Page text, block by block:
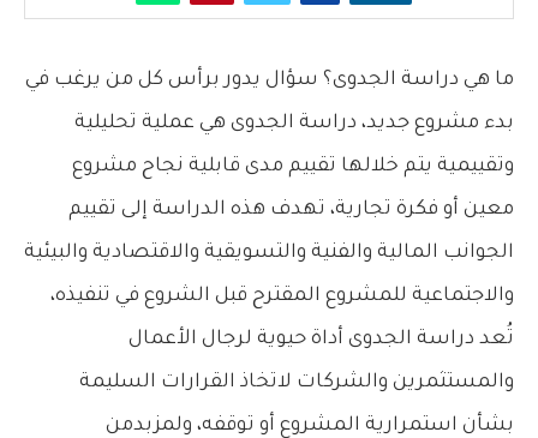
ما هي دراسة الجدوى؟ سؤال يدور برأس كل من يرغب في
بدء مشروع جديد، دراسة الجدوى هي عملية تحليلية
وتقييمية يتم خلالها تقييم مدى قابلية نجاح مشروع
معين أو فكرة تجارية، تهدف هذه الدراسة إلى تقييم
الجوانب المالية والفنية والتسويقية والاقتصادية والبيئية
والاجتماعية للمشروع المقترح قبل الشروع في تنفيذه،
تُعد دراسة الجدوى أداة حيوية لرجال الأعمال
والمستثمرين والشركات لاتخاذ القرارات السليمة
بشأن استمرارية المشروع أو توقفه، ولمزبدمن